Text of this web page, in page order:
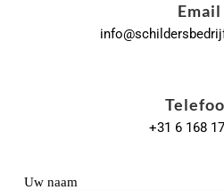
Email
info
+31 6 168
Uw naam